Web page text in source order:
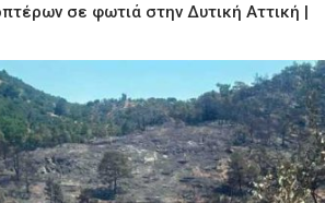
σε φωτιά στην Δυτική Αττική |